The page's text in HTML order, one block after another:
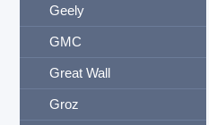
Geely
GMC
Great Wall
Groz